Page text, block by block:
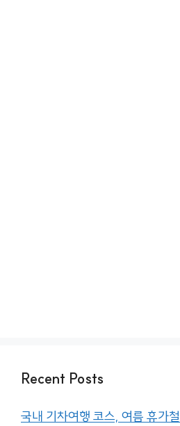
Recent Posts
국내 기차여행 코스, 여름 휴가